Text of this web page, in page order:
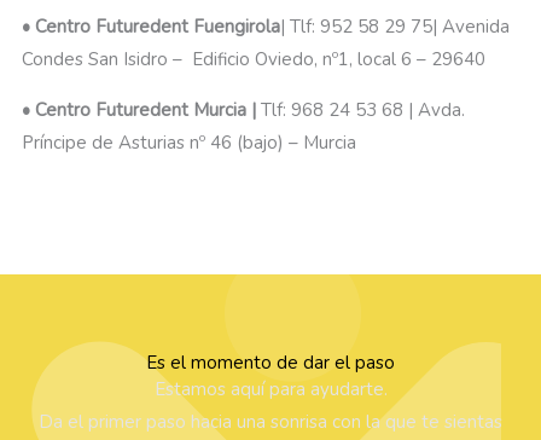
• Centro Futuredent Fuengirola| Tlf: 952 58 29 75| Avenida
Condes San Isidro – Edificio Oviedo, nº1, local 6 – 29640
• Centro Futuredent Murcia |Tlf: 968 24 53 68 | Avda.
Príncipe de Asturias nº 46 (bajo) – Murcia
Es el momento de dar el paso
Estamos aquí para ayudarte.
Da el primer paso hacia una sonrisa con la que te sientas